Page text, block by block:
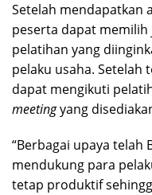
Setelah mendapatkan
peserta dapat
pelatihan yang
pelaku usaha. Setelah
dapat mengikuti
meetingyang
“Berbagai upaya telah
mendukung para
tetap produktif